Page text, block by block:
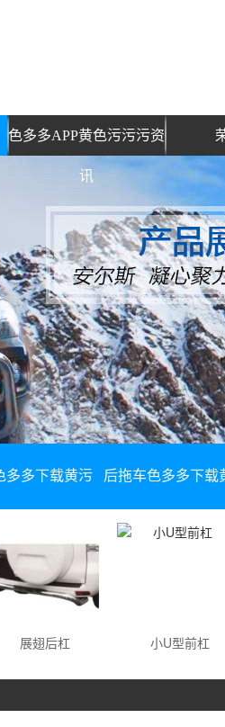
色多多APP黄色污污污资
讯
多多下载黄污 后拖车色多多下载
展翅后杠 小U型前杠